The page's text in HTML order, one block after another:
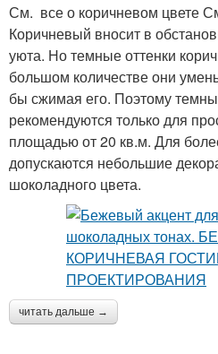
См. все о коричневом цвете
Коричневый вносит в
уюта. Но темные оттенки
большом количестве они
бы сжимая его. Поэтому
рекомендуются только для
площадью от 20 кв.м. Для
допускаются небольшие
шоколадного цвета.
читать дальше →